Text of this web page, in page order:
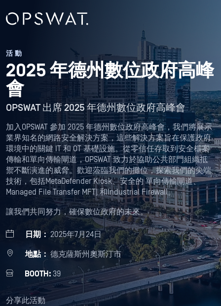
活動
2025 年德州數位政府高峰
會
OPSWAT 出席 2025 年德州數位政府高峰會
加入OPSWAT 參加 2025 年德州數位政府高峰會，我們將展示
業界知名的網路安全解決方案，這些解決方案旨在保護政府
環境中的關鍵 IT 和 OT 基礎設施。從零信任存取到安全檔案
傳輸和單向傳輸閘道，OPSWAT 致力於協助公共部門組織抵
禦不斷演進的威脅。歡迎蒞臨我們的攤位，探索我們的尖端
技術，包括MetaDefender Kiosk、安全的 單向傳輸閘道、
Managed File Transfer MFT) 和Industrial Firewall。
讓我們共同努力，確保數位政府的未來。
日期： 2025年7月24日
地點： 德克薩斯州奧斯汀市
BOOTH: 39
分享此活動